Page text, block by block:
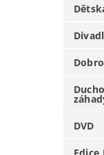
DVD
Edice